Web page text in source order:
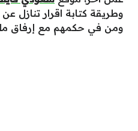
وطريقة كتابة اقرار تنازل
ومن في حكمهم مع إرفاق